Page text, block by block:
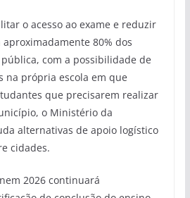
o acesso ao exame e reduzir
80% dos
com a possibilidade de
na própria escola em que
que precisarem realizar
o Ministério da
alternativas de apoio logístico
cidades.
2026 continuará